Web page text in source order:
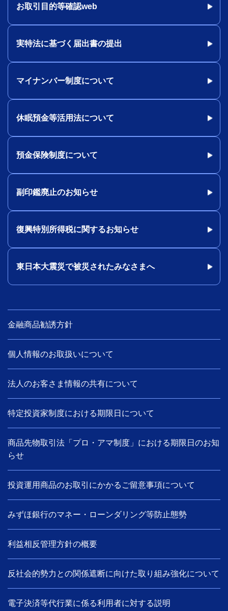
お取引目的等確認web
実特法に基づく届出書の提出
マイナンバー制度について
休眠預金等活用法について
預金保険制度について
副印鑑廃止のお知らせ
復興特別所得税に関するお知らせ
東日本大震災で被災されたみなさまへ
金融商品勧誘方針
個人情報のお取扱いについて
法人のお客さま情報の共有について
特定投資家制度における期限日について
商品先物取引法「プロ・アマ制度」における期限日のお知
らせ
投資運用商品のお取引にかかるご留意事項について
みずほ銀行のマネー・ローンダリング等防止態勢
利益相反管理方針の概要
反社会的勢力との関係遮断に向けた取り組み強化について
電子決済等代行業に係る利用者に対する説明